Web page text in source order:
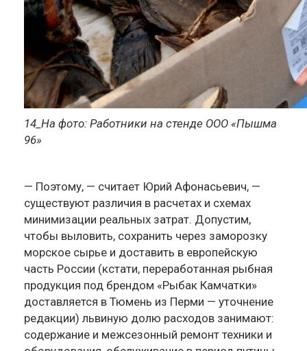
14_На фото: Работники на стенде ООО «Пышма
96»
— Поэтому, — считает Юрий Афонасьевич, —
существуют различия в расчетах и схемах
минимизации реальных затрат. Допустим,
чтобы выловить, сохранить через заморозку
морское сырье и доставить в европейскую
часть России (кстати, переработанная рыбная
продукция под брендом «Рыбак Камчатки»
доставляется в Тюмень из Перми — уточнение
редакции) львиную долю расходов занимают:
содержание и межсезонный ремонт техники и